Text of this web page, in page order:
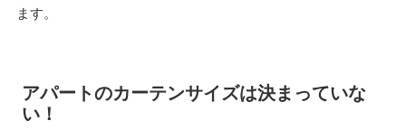
ます。
アパートのカーテンサイズは決まっていな
い！